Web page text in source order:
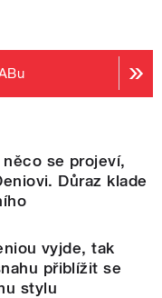
se projeví,
Důraz klade
vyjde, tak
přiblížit se
stylu